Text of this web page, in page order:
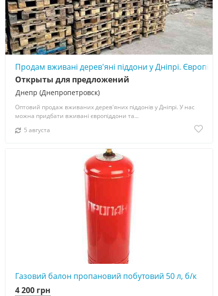
Продам вживані дерев'яні піддони у Дніпрі.
Днепр (Днепропетровск)
Открыты для предложений
Оптовий продаж вживаних дерев'яних піддонів у Дніпрі. У нас
можна придбати вживані європіддони та...
5 августа
Газовий балон пропановий побутовий 50 л, б/к
4 200 грн